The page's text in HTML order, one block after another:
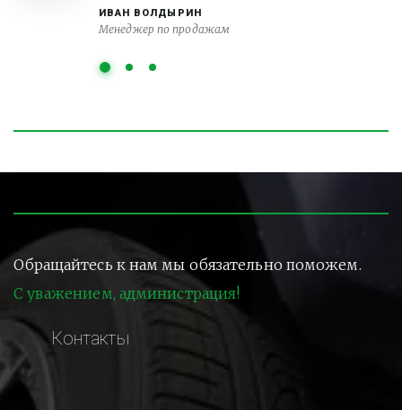
ИВАН ВОЛДЫРИН
Менеджер по продажам
Обращайтесь к нам мы обязательно поможем.
С уважением, администрация!
Контакты